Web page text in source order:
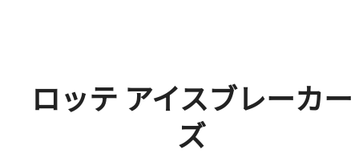
ロッテ アイスブレーカー
ズ